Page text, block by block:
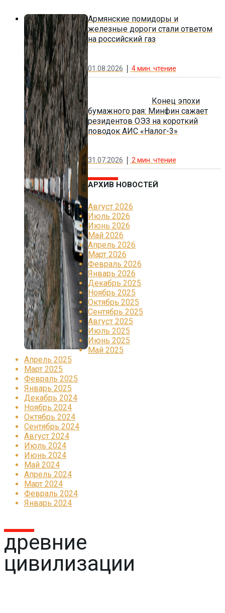
Армянские помидоры и
железные дороги стали ответом
на российский газ
01.08.2026 4мин. чтение
Конец эпохи
бумажного рая: Минфин сажает
резидентов ОЭЗ на короткий
поводок АИС «Налог-3»
31.07.2026 2 мин. чтение
АРХИВ НОВОСТЕЙ
Август 2026
Июль 2026
Июнь 2026
Май 2026
Апрель 2026
Март 2026
Февраль 2026
Январь 2026
Декабрь 2025
Ноябрь 2025
Октябрь 2025
Сентябрь 2025
Август 2025
Июль 2025
Июнь 2025
Май 2025
Апрель 2025
Март 2025
Февраль 2025
Январь 2025
Декабрь 2024
Ноябрь 2024
Октябрь 2024
Сентябрь 2024
Август 2024
Июль 2024
Июнь 2024
Май 2024
Апрель 2024
Март 2024
Февраль 2024
Январь 2024
древние
цивилизации